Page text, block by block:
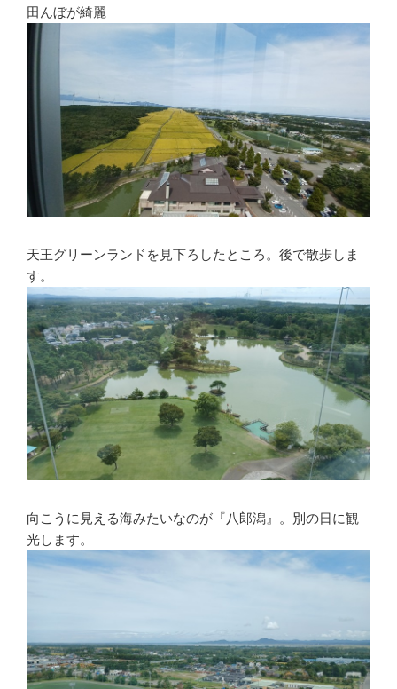
田んぼが綺麗
天王グリーンランドを見下ろしたところ。後で散歩しま
す。
向こうに見える海みたいなのが『八郎潟』。別の日に観
光します。